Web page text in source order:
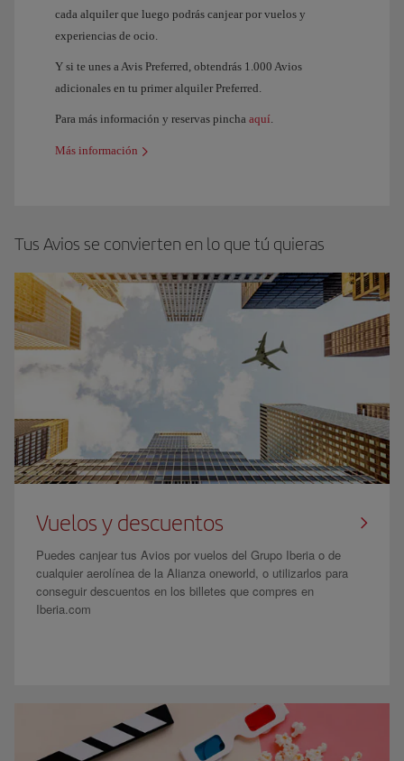
cada alquiler que luego podrás canjear por vuelos y
experiencias de ocio.
Y si te unes a Avis Preferred, obtendrás 1.000 Avios
adicionales en tu primer alquiler Preferred.
Para más información y reservas pincha aquí.
Más información
Tus Avios se convierten en lo que tú quieras
Vuelos y descuentos
Puedes canjear tus Avios por vuelos del Grupo Iberia o de
cualquier aerolínea de la Alianza oneworld, o utilizarlos para
conseguir descuentos en los billetes que compres en
Iberia.com